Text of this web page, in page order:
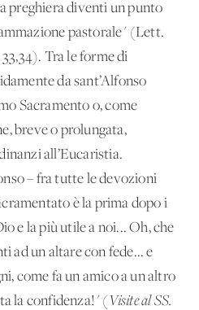
preghiera diventi un punto
pastorale" (Lett.
33,34). Tra le forme di
da sant’Alfonso
Sacramento o, come
breve o prolungata,
all’Eucaristia.
– fra tutte le devozioni
è la prima dopo i
e la più utile a noi... Oh, che
ad un altare con fede... e
come fa un amico a un altro
la confidenza!" (Visite al SS.